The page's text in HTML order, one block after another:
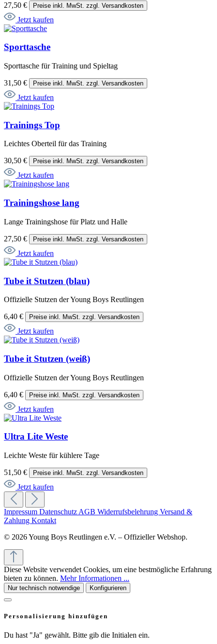
27,50 € Preise inkl. MwSt. zzgl. Versandkosten
Jetzt kaufen
Sporttasche
Sporttasche für Training und Spieltag
31,50 € Preise inkl. MwSt. zzgl. Versandkosten
Jetzt kaufen
Trainings Top
Leichtes Oberteil für das Training
30,50 € Preise inkl. MwSt. zzgl. Versandkosten
Jetzt kaufen
Trainingshose lang
Lange Trainingshose für Platz und Halle
27,50 € Preise inkl. MwSt. zzgl. Versandkosten
Jetzt kaufen
Tube it Stutzen (blau)
Offizielle Stutzen der Young Boys Reutlingen
6,40 € Preise inkl. MwSt. zzgl. Versandkosten
Jetzt kaufen
Tube it Stutzen (weiß)
Offizielle Stutzen der Young Boys Reutlingen
6,40 € Preise inkl. MwSt. zzgl. Versandkosten
Jetzt kaufen
Ultra Lite Weste
Leichte Weste für kühlere Tage
51,50 € Preise inkl. MwSt. zzgl. Versandkosten
Jetzt kaufen
Impressum Datenschutz AGB Widerrufsbelehrung Versand &
Zahlung Kontakt
© 2026 Young Boys Reutlingen e.V. – Offizieller Webshop.
Diese Website verwendet Cookies, um eine bestmögliche Erfahrung
bieten zu können. Mehr Informationen ...
Nur technisch notwendige Konfigurieren
Personalisierung hinzufügen
Du hast "Ja" gewählt. Bitte gib die Initialen ein.